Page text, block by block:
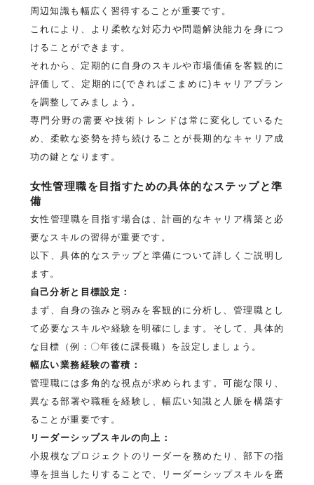
周辺知識も幅広く習得することが重要です。
これにより、より柔軟な対応力や問題解決能力を身につ
けることができます。
それから、定期的に自身のスキルや市場価値を客観的に
評価して、定期的に(できればこまめに)キャリアプラン
を調整してみましょう。
専門分野の需要や技術トレンドは常に変化しているた
め、柔軟な姿勢を持ち続けることが長期的なキャリア成
功の鍵となります。
女性管理職を目指すための具体的なステップと準
備
女性管理職を目指す場合は、計画的なキャリア構築と必
要なスキルの習得が重要です。
以下、具体的なステップと準備について詳しくご説明し
ます。
自己分析と目標設定：
まず、自身の強みと弱みを客観的に分析し、管理職とし
て必要なスキルや経験を明確にします。そして、具体的
な目標（例：〇年後に課長職）を設定しましょう。
幅広い業務経験の蓄積：
管理職には多角的な視点が求められます。可能な限り、
異なる部署や職種を経験し、幅広い知識と人脈を構築す
ることが重要です。
リーダーシップスキルの向上：
小規模なプロジェクトのリーダーを務めたり、部下の指
導を担当したりすることで、リーダーシップスキルを磨